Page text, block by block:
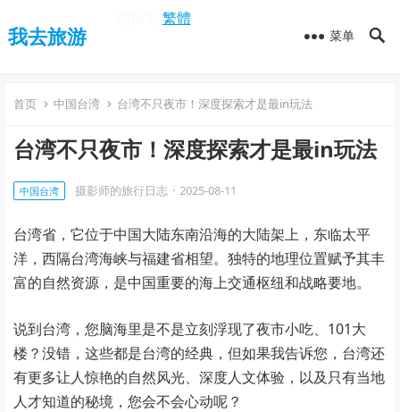
繁體
我去旅游 菜单
首页 中国台湾 台湾不只夜市！深度探索才是最in玩法
台湾不只夜市！深度探索才是最in玩法
中国台湾 摄影师的旅行日志 · 2025-08-11
台湾省，它位于中国大陆东南沿海的大陆架上，东临太平
洋，西隔台湾海峡与福建省相望。独特的地理位置赋予其丰
富的自然资源，是中国重要的海上交通枢纽和战略要地。
说到台湾，您脑海里是不是立刻浮现了夜市小吃、101大
楼？没错，这些都是台湾的经典，但如果我告诉您，台湾还
有更多让人惊艳的自然风光、深度人文体验，以及只有当地
人才知道的秘境，您会不会心动呢？